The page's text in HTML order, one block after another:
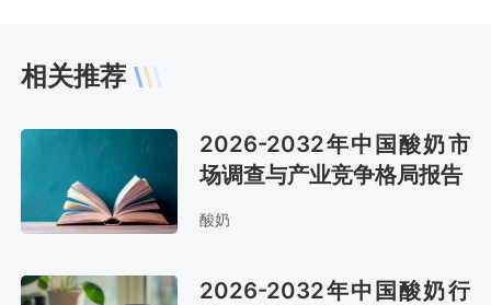
相关推荐
2026-2032年中国酸奶市
场调查与产业竞争格局报告
酸奶
2026-2032年中国酸奶行